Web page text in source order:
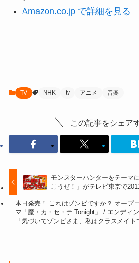
Amazon.co.jp で詳細を見る
TV NHK tv アニメ 音楽
この記事をシェア
モンスターハンターをテーマ
こうぜ！」がテレビ東京で
本日発売！ これはゾンビですか？ オープ
マ「魔・カ・セ・テ Tonight」 / エンディ
「気づいてゾンビさま、私はクラスメイト